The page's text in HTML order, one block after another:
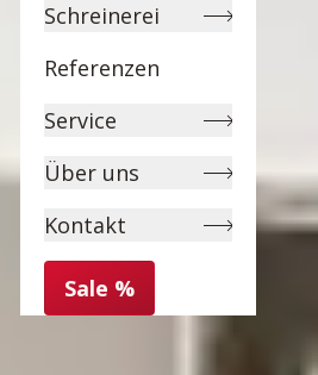
Schreinerei
Referenzen
Service
Über uns
Kontakt
Sale %